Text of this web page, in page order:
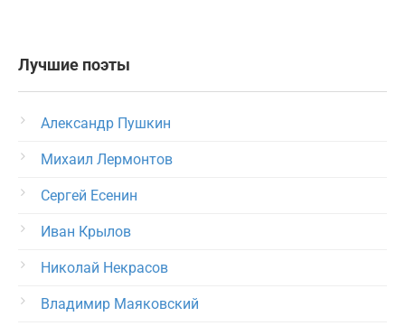
Лучшие поэты
Александр Пушкин
Михаил Лермонтов
Сергей Есенин
Иван Крылов
Николай Некрасов
Владимир Маяковский